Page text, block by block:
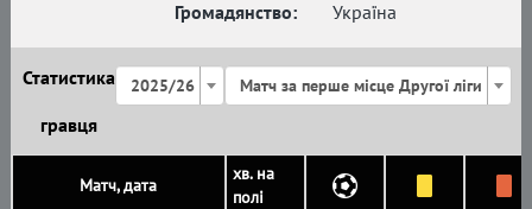
Громадянство:
Україна
Статистика
гравця
2025/26 Матч за перше місце Другої ліги
Матч, дата
хв. на
полі